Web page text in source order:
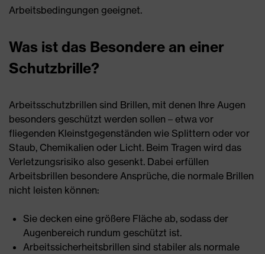
Arbeitsbedingungen geeignet.
Was ist das Besondere an einer
Schutzbrille?
Arbeitsschutzbrillen sind Brillen, mit denen Ihre Augen
besonders geschützt werden sollen – etwa vor
fliegenden Kleinstgegenständen wie Splittern oder vor
Staub, Chemikalien oder Licht. Beim Tragen wird das
Verletzungsrisiko also gesenkt. Dabei erfüllen
Arbeitsbrillen besondere Ansprüche, die normale Brillen
nicht leisten können:
Sie decken eine größere Fläche ab, sodass der
Augenbereich rundum geschützt ist.
Arbeitssicherheitsbrillen sind stabiler als normale